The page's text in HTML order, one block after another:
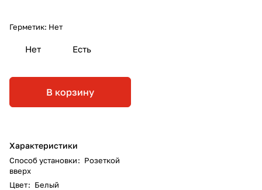
Герметик: Нет
Нет Есть
В корзину
Характеристики
Способ установки: Розеткой
вверх
Цвет: Белый